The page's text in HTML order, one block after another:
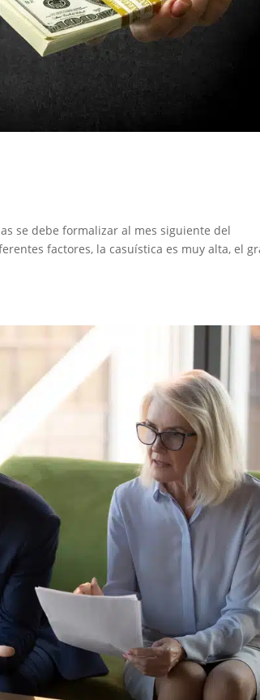
se debe formalizar al mes siguiente del
factores, la casuística es muy alta, el